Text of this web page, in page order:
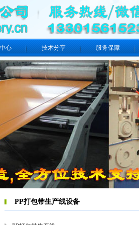
心 技术分享 服务保障
PP打包带生产线设备